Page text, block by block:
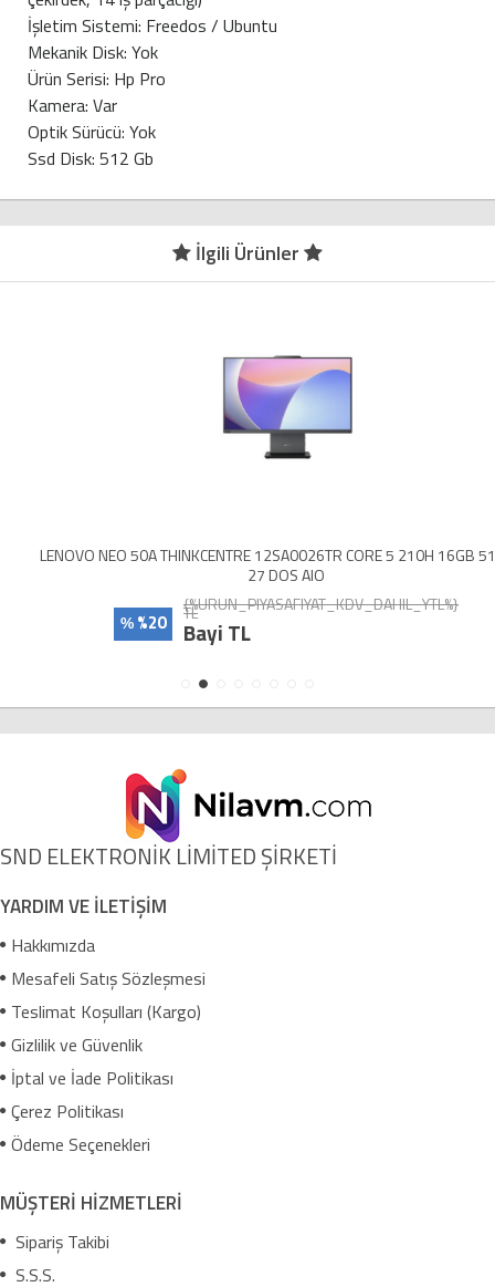
İşletim Sistemi: Freedos / Ubuntu
Mekanik Disk: Yok
Ürün Serisi: Hp Pro
Kamera: Var
Optik Sürücü: Yok
Ssd Disk: 512 Gb
İlgili Ürünler
LENOVO NEO 50A THINKCENTRE 12SA0026TR CORE 5 210H 16GB 512SSD
27 DOS AIO
%20
{%URUN_PIYASAFIYAT_KDV_DAHIL_YTL%}
TL
Bayi TL
SND ELEKTRONİK LİMİTED ŞİRKETİ
YARDIM VE İLETİŞİM
Hakkımızda
Mesafeli Satış Sözleşmesi
Teslimat Koşulları (Kargo)
Gizlilik ve Güvenlik
İptal ve İade Politikası
Çerez Politikası
Ödeme Seçenekleri
MÜŞTERİ HİZMETLERİ
Sipariş Takibi
S.S.S.